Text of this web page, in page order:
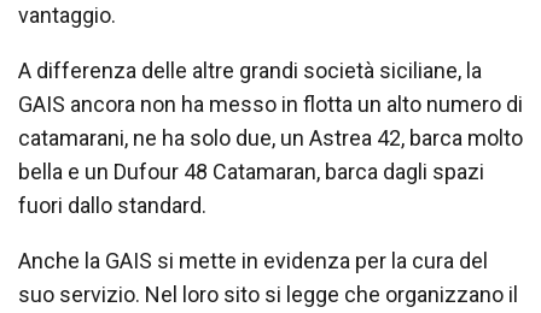
vantaggio.
A differenza delle altre grandi società siciliane, la
GAIS ancora non ha messo in flotta un alto numero di
catamarani, ne ha solo due, un Astrea 42, barca molto
bella e un Dufour 48 Catamaran, barca dagli spazi
fuori dallo standard.
Anche la GAIS si mette in evidenza per la cura del
suo servizio. Nel loro sito si legge che organizzano il